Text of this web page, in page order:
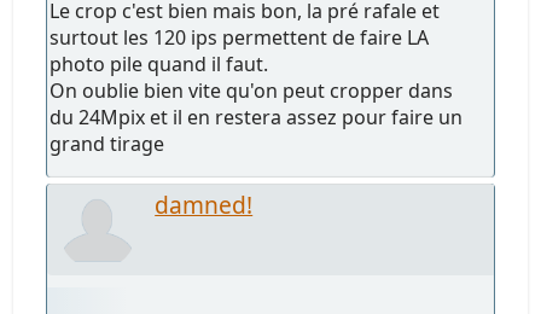
Le crop c'est bien mais bon, la pré rafale et
surtout les 120 ips permettent de faire LA
photo pile quand il faut.
On oublie bien vite qu'on peut cropper dans
du 24Mpix et il en restera assez pour faire un
grand tirage
damned!